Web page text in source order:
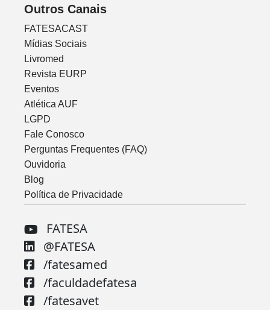
Outros Canais
FATESACAST
Mídias Sociais
Livromed
Revista EURP
Eventos
Atlética AUF
LGPD
Fale Conosco
Perguntas Frequentes (FAQ)
Ouvidoria
Blog
Política de Privacidade
FATESA
@FATESA
/fatesamed
/faculdadefatesa
/fatesavet